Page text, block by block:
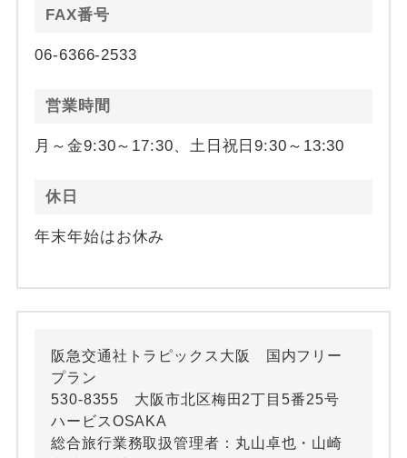
FAX番号
06-6366-2533
営業時間
月～金9:30～17:30、土日祝日9:30～13:30
休日
年末年始はお休み
阪急交通社トラピックス大阪 国内フリー
プラン
530-8355 大阪市北区梅田2丁目5番25号
ハービスOSAKA
総合旅行業務取扱管理者：丸山卓也・山崎